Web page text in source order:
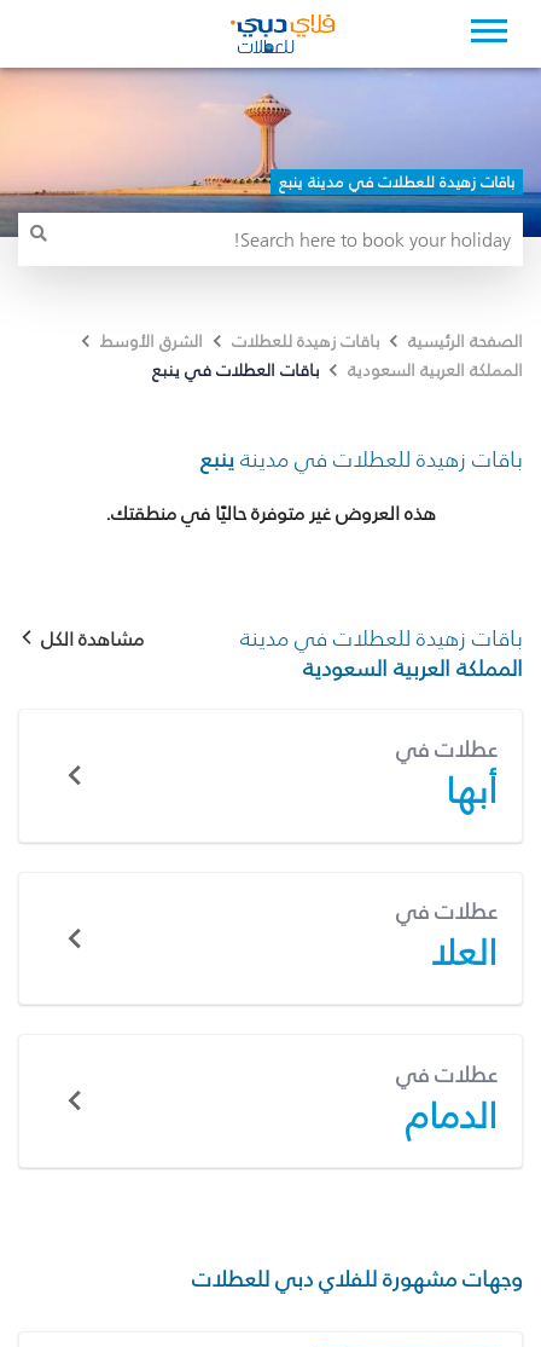
باقات زهيدة للعطلات في مدينة ينبع
الصفحة الرئيسية باقات زهيدة للعطلات
الشرق الأوسط
المملكة العربية السعودية
باقات العطلات في ينبع
باقات زهيدة للعطلات في مدينةينبع
هذه العروض غير متوفرة حاليًا في منطقتك.
باقات زهيدة للعطلات في مدينة
المملكة العربية السعودية
مشاهدة الكل
عطلات في
أبها
عطلات في
العلا
عطلات في
الدمام
وجهات مشهورة للفلاي دبي للعطلات